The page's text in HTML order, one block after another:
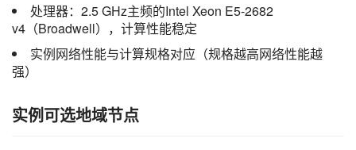
处理器：2.5 GHz主频的Intel Xeon E5-2682
v4（Broadwell），计算性能稳定
实例网络性能与计算规格对应（规格越高网络性能越
强）
实例可选地域节点